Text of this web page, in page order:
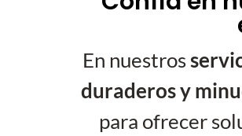
En nuestros
duraderos y
para ofrecer